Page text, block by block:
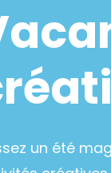
un été